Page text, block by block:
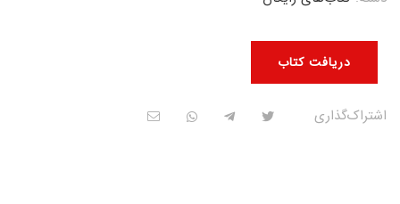
دریافت کتاب
اشتراک‌گذاری